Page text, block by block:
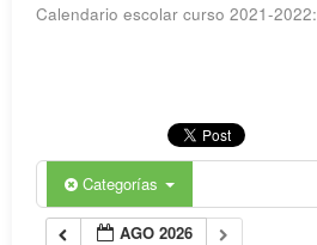
Calendario escolar curso 2021-2022:
Categorías
AGO 2026